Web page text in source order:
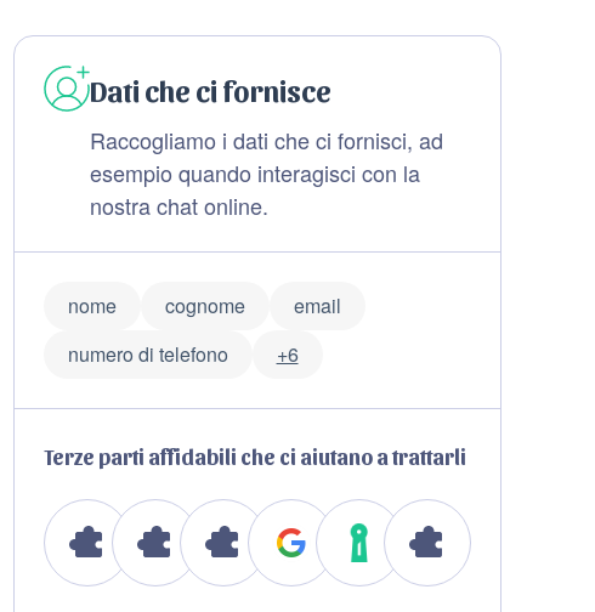
Dati che ci fornisce
Raccogliamo i dati che ci fornisci, ad
esempio quando interagisci con la
nostra chat online.
nome cognome
email
numero di telefono
+6
Terze parti affidabili che ci aiutano a trattarli